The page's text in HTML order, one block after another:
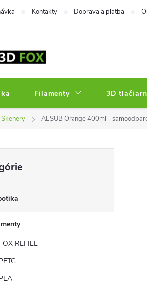
Kontakty Doprava a platba
Filamenty 3D
AESUB Orange 400ml -
FOX REFILL
PETG
PLA